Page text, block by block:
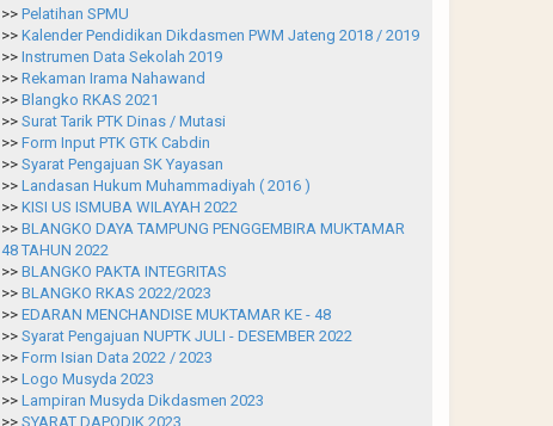
>> Pelatihan SPMU
>> Kalender Pendidikan Dikdasmen PWM Jateng 2018 / 2019
>> Instrumen Data Sekolah 2019
>> Rekaman Irama Nahawand
>> Blangko RKAS 2021
>> Surat Tarik PTK Dinas / Mutasi
>> Form Input PTK GTK Cabdin
>> Syarat Pengajuan SK Yayasan
>> Landasan Hukum Muhammadiyah ( 2016 )
>> KISI US ISMUBA WILAYAH 2022
>> BLANGKO DAYA TAMPUNG PENGGEMBIRA MUKTAMAR
48 TAHUN 2022
>> BLANGKO PAKTA INTEGRITAS
>> BLANGKO RKAS 2022/2023
>> EDARAN MENCHANDISE MUKTAMAR KE - 48
>> Syarat Pengajuan NUPTK JULI - DESEMBER 2022
>> Form Isian Data 2022 / 2023
>> Logo Musyda 2023
>> Lampiran Musyda Dikdasmen 2023
>> SYARAT DAPODIK 2023